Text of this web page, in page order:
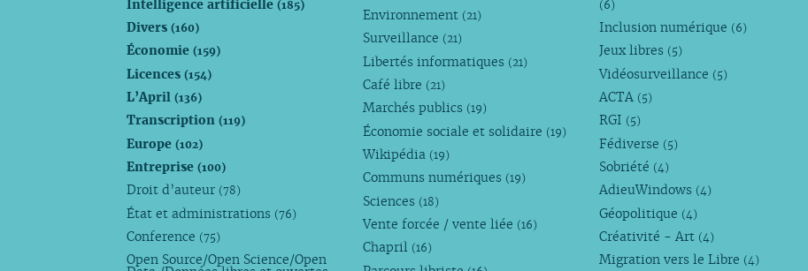
Intelligence artificielle(185)
Divers(160)
Économie(159)
Licences(154)
L’April(136)
Transcription(119)
Europe(102)
Entreprise(100)
Droit d’auteur (78)
État et administrations (76)
Conference (75)
Open Source/Open Science/Open
Environnement (21)
Surveillance (21)
Libertés informatiques (21)
Café libre (21)
Marchés publics (19)
Économie sociale et solidaire (19)
Wikipédia (19)
Communs numériques (19)
Sciences (18)
Vente forcée / vente liée (16)
Chapril (16)
(6)
Inclusion numérique (6)
Jeux libres (5)
Vidéosurveillance (5)
ACTA (5)
RGI (5)
Fédiverse (5)
Sobriété (4)
AdieuWindows (4)
Géopolitique (4)
Créativité - Art (4)
Migration vers le Libre (4)